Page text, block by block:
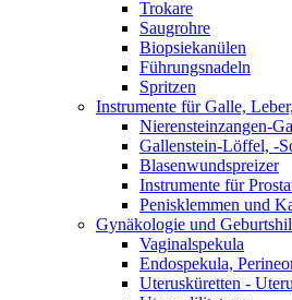
Trokare
Saugrohre
Biopsiekanülen
Führungsnadeln
Spritzen
Instrumente für Galle,
Nierensteinzangen-
Gallenstein-Löffel, -
Blasenwundspreizer
Instrumente für
Penisklemmen und
Gynäkologie und
Vaginalspekula
Endospekula,
Uterusküretten -